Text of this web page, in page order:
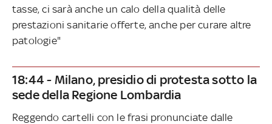
tasse, ci sarà anche un calo della qualità delle
prestazioni sanitarie offerte, anche per curare altre
patologie"
18:44 - Milano, presidio di protesta sotto la
sede della Regione Lombardia
Reggendo cartelli con le frasi pronunciate dalle